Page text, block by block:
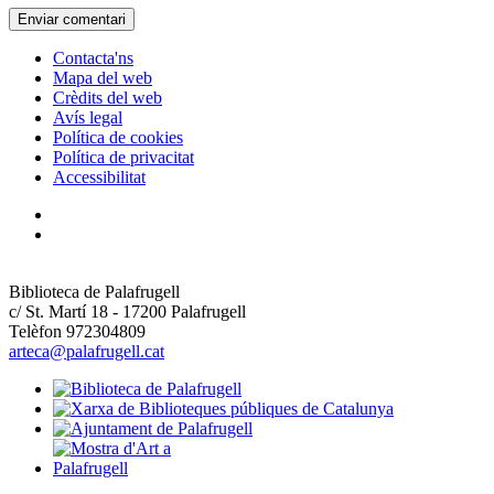
Contacta'ns
Mapa del web
Crèdits del web
Avís legal
Política de cookies
Política de privacitat
Accessibilitat
Biblioteca de Palafrugell
c/ St. Martí 18 - 17200 Palafrugell
Telèfon 972304809
arteca@palafrugell.cat